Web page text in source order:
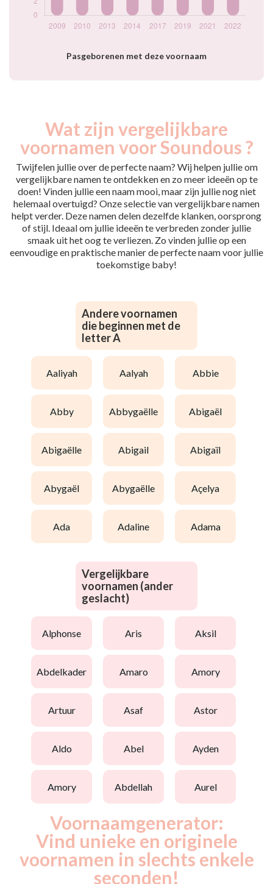
Pasgeborenen met deze voornaam
Wat zijn vergelijkbare
voornamen voor Soundous ?
Twijfelen jullie over de perfecte naam? Wij helpen jullie om
vergelijkbare namen te ontdekken en zo meer ideeën op te
doen! Vinden jullie een naam mooi, maar zijn jullie nog niet
helemaal overtuigd? Onze selectie van vergelijkbare namen
helpt verder. Deze namen delen dezelfde klanken, oorsprong
of stijl. Ideaal om jullie ideeën te verbreden zonder jullie
smaak uit het oog te verliezen. Zo vinden jullie op een
eenvoudige en praktische manier de perfecte naam voor jullie
toekomstige baby!
Andere voornamen
die beginnen met de
letter A
aaliyah aalyah abbie
abby abbygaëlle abigaël
abigaëlle abigail abigaïl
abygaël abygaëlle açelya
ada adaline adama
Vergelijkbare
voornamen (ander
geslacht)
alphonse aris aksil
abdelkader amaro amory
artuur asaf astor
aldo abel ayden
amory abdellah aurel
Voornaamgenerator:
Vind unieke en originele
voornamen in slechts enkele
seconden!